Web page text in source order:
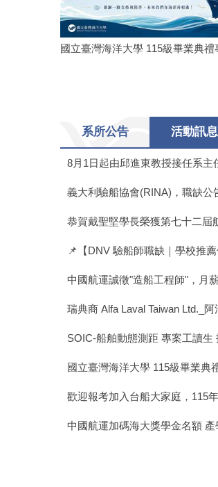
國立臺灣海洋大學 115級畢業典禮
系所公告 活動訊息
8月1日起由邱進東教授接任系主
義大利驗船協會(RINA)，職缺公
恭賀戴聖堅學長榮獲第七十二屆
📌【DNV 驗船師職缺｜學校推薦
中國航運誠徵"造船工程師"，月
瑞典商 Alfa Laval Taiwan Ltd._
SOIC-船舶動態測距 專案工讀生
國立臺灣海洋大學 115級畢業典
歡迎報考加入台船大家庭，115
中國航運加碼海大獎學金名額